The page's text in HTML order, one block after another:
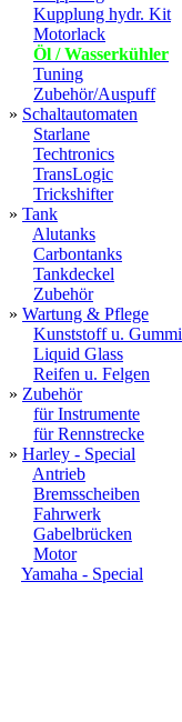
Kupplung hydr. Kit
Motorlack
Öl / Wasserkühler
Tuning
Zubehör/Auspuff
» Schaltautomaten
Starlane
Techtronics
TransLogic
Trickshifter
» Tank
Alutanks
Carbontanks
Tankdeckel
Zubehör
» Wartung & Pflege
Kunststoff u. Gummi
Liquid Glass
Reifen u. Felgen
» Zubehör
für Instrumente
für Rennstrecke
» Harley - Special
Antrieb
Bremsscheiben
Fahrwerk
Gabelbrücken
Motor
Yamaha - Special